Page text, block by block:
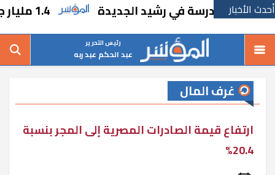
أحدث الأخبارمدرسة في رشيد الجديدة 1.4 مليار جنيه أرباح “مصر للأسمنت ـ قنا” خلال 3 شهور
رئيس التحرير
عبد الحكم عبد ربه
غرف المال
ارتفاع قيمة الصادرات المصرية إلى المجر بنسبة
20.4%